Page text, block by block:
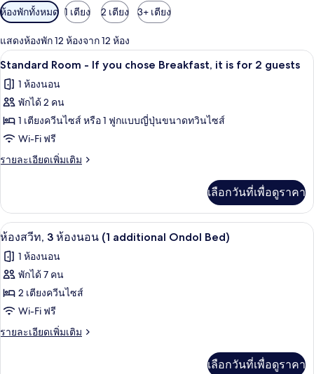
ตัว
กรอง
ที่
มี
ให้
สำหรับ
ห้อง
พัก
ห้องพักทั้งหมด 1 เตียง 2 เตียง 3+ เตียง
แสดงห้องพัก 12 ห้องจาก 12 ห้อง
เปิด
ภาพถ่าย
ทั้งหมด
ของ
Standard
Room
-
you
chose
Breakfast,
it
is
for
2
guests
6
Standard Room - If you chose Breakfast, it is for 2 guests
1 ห้องนอน
พักได้ 2 คน
1 เตียงควีนไซส์ หรือ 1 ฟูกแบบญี่ปุ่นขนาดทวินไซส์
Wi-Fi ฟรี
รายละเอียดเพิ่มเติม
ราย
เกี่ยว
กับ
Standard
If
chose
Breakfast,
is
เลือกวันที่เพื่อดูราคา
เปิด
ภาพถ่าย
ทั้งหมด
ของ
ห้อง
สวีท,
ตู้นิรภัยในห้องพัก, เตารีด/โต๊ะรีดผ้า,
5
ห้องสวีท, 3 ห้องนอน (1 additional Ondol Bed)
1 ห้องนอน
พักได้ 7 คน
2 เตียงควีนไซส์
Wi-Fi ฟรี
รายละเอียดเพิ่มเติม
ราย
เลือกวันที่เพื่อดูราคา